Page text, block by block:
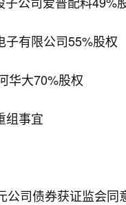
子有限公司55%股权
华大70%股权
组事宜
公司债券获证监会同